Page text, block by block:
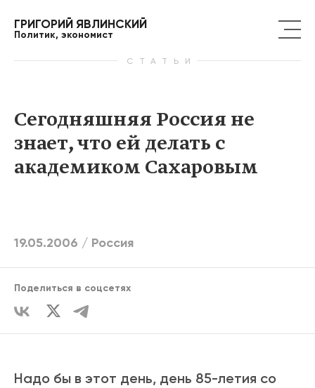
ГРИГОРИЙ ЯВЛИНСКИЙ
Политик, экономист
СТАТЬИ
Сегодняшняя Россия не
знает, что ей делать с
академиком Сахаровым
19.05.2006 / Россия
Поделиться в соцсетях
Надо бы в этот день, день 85-летия со